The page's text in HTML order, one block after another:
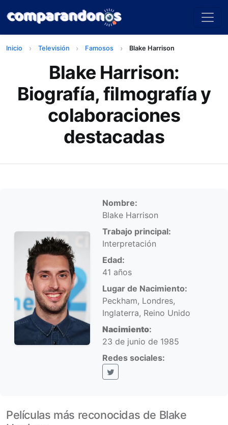
Inicio Televisión Famosos Blake Harrison
Blake Harrison:
Biografía, filmografía y
colaboraciones
destacadas
Información personal
Nombre:
Blake Harrison
Trabajo principal:
Interpretación
Edad:
41 años
Lugar de Nacimiento:
Peckham, Londres,
Inglaterra, Reino Unido
Nacimiento:
23 de junio de 1985
Redes sociales:
X (Twitter)
Películas más reconocidas de Blake